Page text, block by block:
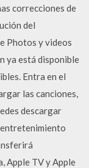
correcciones de
del
Photos y videos
ya está disponible
Entra en el
las canciones,
descargar
entretenimiento
Apple TV y Apple